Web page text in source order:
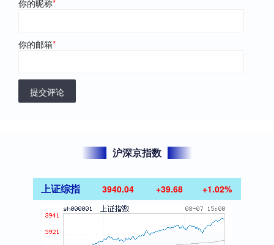
你的昵称*
你的邮箱*
提交评论
沪深京指数
上证综指 3940.04 +39.68 +1.02%